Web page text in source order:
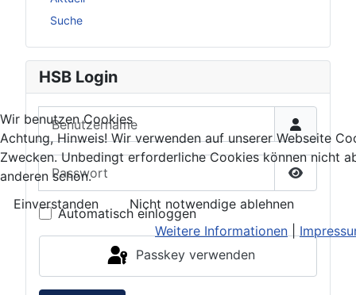
Suche
HSB Login
Benutzername
Passwort
Passwort
Automatisch einloggen
Passkey verwenden
Wir benutzen Cookies
Achtung, Hinweis! Wir verwenden auf unserer Webseite
Zwecken. Unbedingt erforderliche Cookies können nicht
anderen schon.
Einverstanden
Nicht notwendige ablehnen
Weitere Informationen